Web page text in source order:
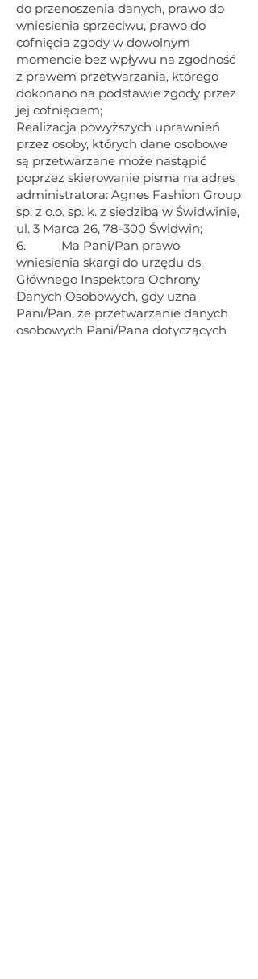
do przenoszenia danych, prawo do
wniesienia sprzeciwu, prawo do
cofnięcia zgody w dowolnym
momencie bez wpływu na zgodność
z prawem przetwarzania, którego
dokonano na podstawie zgody przez
jej cofnięciem;
Realizacja powyższych uprawnień
przez osoby, których dane osobowe
są przetwarzane może nastąpić
poprzez skierowanie pisma na adres
administratora: Agnes Fashion Group
sp. z o.o. sp. k. z siedzibą w Świdwinie,
ul. 3 Marca 26, 78-300 Świdwin;
6. Ma Pani/Pan prawo
wniesienia skargi do urzędu ds.
Głównego Inspektora Ochrony
Danych Osobowych, gdy uzna
Pani/Pan, że przetwarzanie danych
osobowych Pani/Pana dotyczących